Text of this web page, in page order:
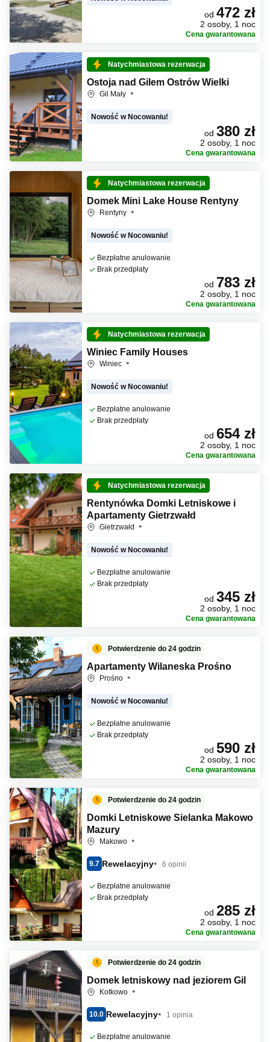
od 472 zł
2 osoby, 1 noc
Cena gwarantowana
Natychmiastowa rezerwacja
Ostoja nad Gilem Ostrów Wielki
Gil Mały
Nowość w Nocowaniu!
od 380 zł
2 osoby, 1 noc
Cena gwarantowana
Natychmiastowa rezerwacja
Domek Mini Lake House Rentyny
Rentyny
Nowość w Nocowaniu!
Bezpłatne anulowanie
Brak przedpłaty
od 783 zł
2 osoby, 1 noc
Cena gwarantowana
Natychmiastowa rezerwacja
Winiec Family Houses
Winiec
Nowość w Nocowaniu!
Bezpłatne anulowanie
Brak przedpłaty
od 654 zł
2 osoby, 1 noc
Cena gwarantowana
Natychmiastowa rezerwacja
Rentynówka Domki Letniskowe i
Apartamenty Gietrzwałd
Gietrzwałd
Nowość w Nocowaniu!
Bezpłatne anulowanie
Brak przedpłaty
od 345 zł
2 osoby, 1 noc
Cena gwarantowana
Potwierdzenie do 24 godzin
Apartamenty Wilaneska Prośno
Prośno
Nowość w Nocowaniu!
Bezpłatne anulowanie
Brak przedpłaty
od 590 zł
2 osoby, 1 noc
Cena gwarantowana
Potwierdzenie do 24 godzin
Domki Letniskowe Sielanka Makowo
Mazury
Makowo
9.7 Rewelacyjny 6 opinii
Bezpłatne anulowanie
Brak przedpłaty
od 285 zł
2 osoby, 1 noc
Cena gwarantowana
Potwierdzenie do 24 godzin
Domek letniskowy nad jeziorem Gil
Kotkowo
10.0 Rewelacyjny 1 opinia
Bezpłatne anulowanie